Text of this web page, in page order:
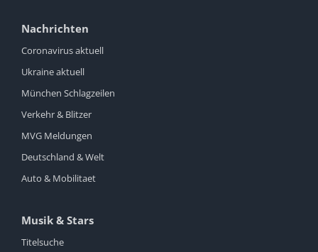
Nachrichten
Coronavirus aktuell
Ukraine aktuell
München Schlagzeilen
Verkehr & Blitzer
MVG Meldungen
Deutschland & Welt
Auto & Mobilitaet
Musik & Stars
Titelsuche